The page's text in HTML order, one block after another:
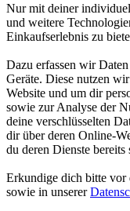
Nur mit deiner
und weitere
Einkaufserlebnis zu
Dazu erfassen wir
Geräte. Diese nutzen
Website und um dir
sowie zur Analyse der
deine verschlüsselten
dir über deren Online-
du deren Dienste bereits
Erkundige dich bitte
sowie in unserer